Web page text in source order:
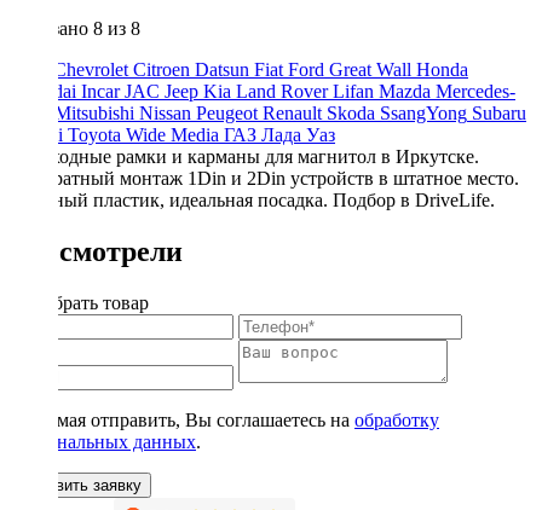
Показано 8 из 8
Chevrolet Citroen Datsun Fiat Ford Great Wall Honda
Hyundai Incar JAC Jeep Kia Land Rover Lifan Mazda Mercedes-
Mitsubishi Nissan Peugeot Renault Skoda SsangYong Subaru
Suzuki Toyota Wide Media ГАЗ Лада Уаз
Переходные рамки и карманы для магнитол в Иркутске.
Аккуратный монтаж 1Din и 2Din устройств в штатное место.
Прочный пластик, идеальная посадка. Подбор в DriveLife.
Вы смотрели
Подобрать товар
Нажимая отправить, Вы соглашаетесь на обработку
персональных данных.
Оставить заявку